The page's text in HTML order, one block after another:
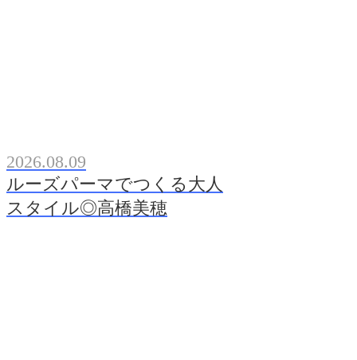
2026.08.09
ルーズパーマでつくる大人
スタイル◎高橋美穂